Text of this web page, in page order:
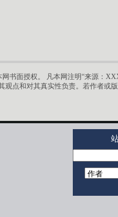
书面授权。 凡本网注明“来源：
观点和对其真实性负责。若作者或